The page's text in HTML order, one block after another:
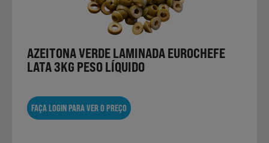
AZEITONA VERDE LAMINADA EUROCHEFE
LATA 3KG PESO LÍQUIDO
FAÇA LOGIN PARA VER O PREÇO